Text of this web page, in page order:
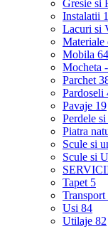
Gresie si
Instalatii
Lacuri si
Materiale
Mobila 64
Mocheta
Parchet
Pardoseli
Pavaje 19
Perdele
Piatra
Scule si
Scule si
Tapet 5
Transport
Usi 84
Utilaje 82